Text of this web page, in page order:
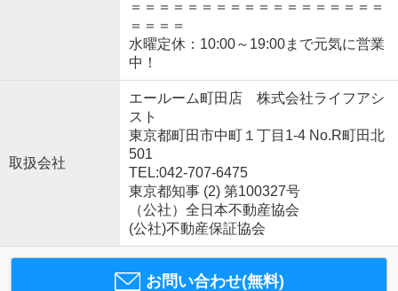
＝＝＝＝＝＝＝＝＝＝＝＝＝＝＝＝＝＝
＝＝＝＝
水曜定休：10:00～19:00まで元気に営業
中！
取扱会社
エールーム町田店 株式会社ライフアシ
スト
東京都町田市中町１丁目1-4 No.R町田北
501
TEL:042-707-6475
東京都知事 (2) 第100327号
（公社）全日本不動産協会
(公社)不動産保証協会
お問い合わせ(無料)